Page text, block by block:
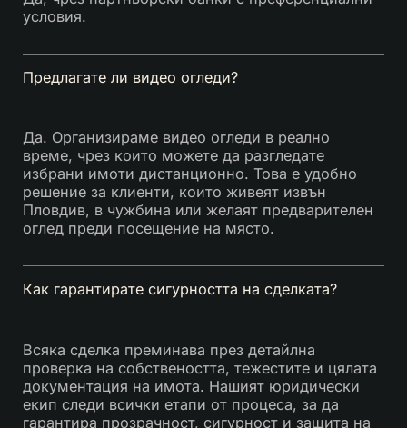
условия.
Предлагате ли видео огледи?
Да. Организираме видео огледи в реално
време, чрез които можете да разгледате
избрани имоти дистанционно. Това е удобно
решение за клиенти, които живеят извън
Пловдив, в чужбина или желаят предварителен
оглед преди посещение на място.
Как гарантирате сигурността на сделката?
Всяка сделка преминава през детайлна
проверка на собствеността, тежестите и цялата
документация на имота. Нашият юридически
екип следи всички етапи от процеса, за да
гарантира прозрачност, сигурност и защита на